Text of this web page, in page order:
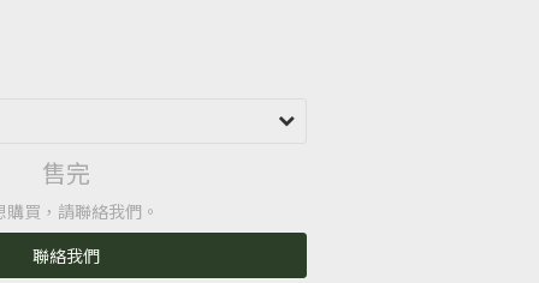
售完
購買，請聯絡我們。
聯絡我們